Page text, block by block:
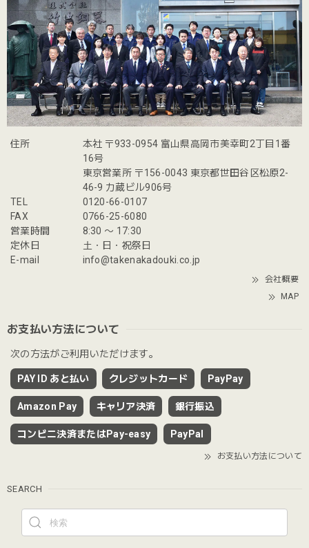
住所
本社 〒933-0954 富山県高岡市美幸町2丁目1番
16号
東京営業所 〒156-0043 東京都世田谷区松原2-
46-9 力蔵ビル906号
TEL
0120-66-0107
FAX
0766-25-6080
営業時間
8:30 〜 17:30
定休日
土・日・祝祭日
E-mail
info@takenakadouki.co.jp
会社概要
MAP
お支払い方法について
次の方法がご利用いただけます。
PAY ID あと払い クレジットカード PayPay
Amazon Pay キャリア決済 銀行振込
コンビニ決済またはPay-easy PayPal
お支払い方法について
SEARCH